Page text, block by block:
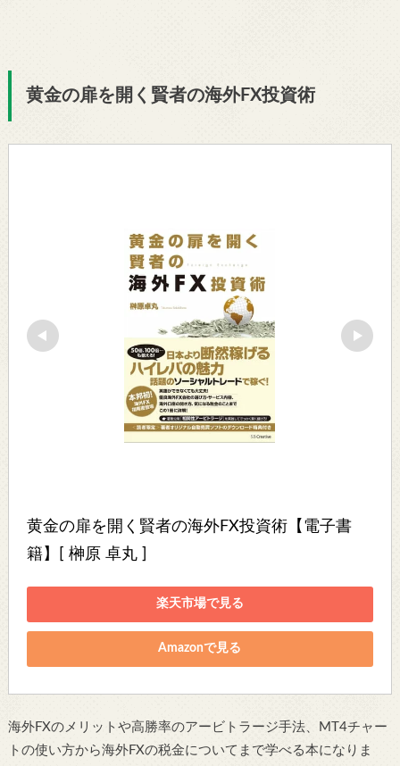
黄金の扉を開く賢者の海外FX投資術
黄金の扉を開く賢者の海外FX投資術【電子書
籍】[ 榊原 卓丸 ]
楽天市場で見る
Amazonで見る
海外FXのメリットや高勝率のアービトラージ手法、MT4チャー
トの使い方から海外FXの税金についてまで学べる本になりま